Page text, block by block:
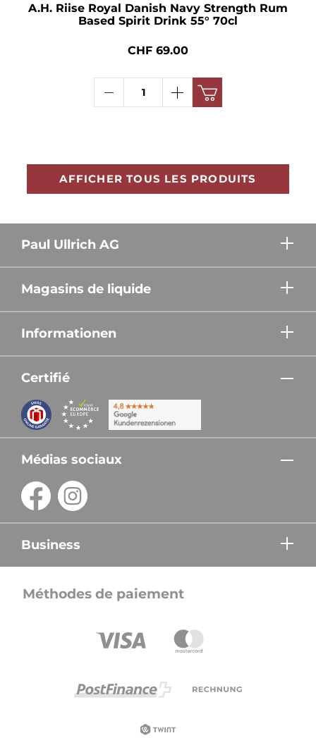
A.H. Riise Royal Danish Navy Strength Rum
Based Spirit Drink 55° 70cl
CHF 69.00
AFFICHER TOUS LES PRODUITS
Paul Ullrich AG
Magasins de liquide
Informationen
Certifié
Médias sociaux
Business
Méthodes de paiement